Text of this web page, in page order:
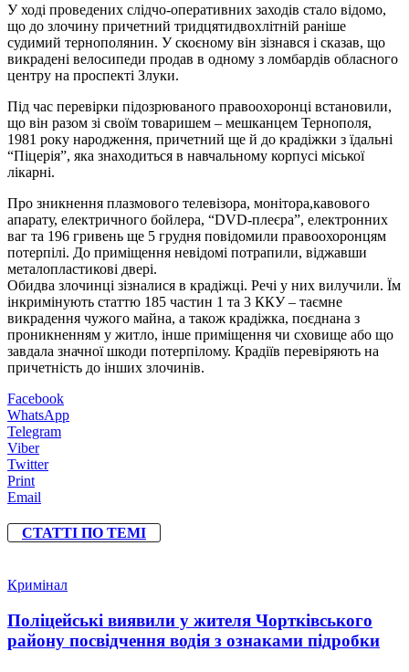
У ході проведених слідчо-оперативних заходів стало відомо,
що до злочину причетний тридцятидвохлітній раніше
судимий тернополянин. У скоєному він зізнався і сказав, що
викрадені велосипеди продав в одному з ломбардів обласного
центру на проспекті Злуки.
Під час перевірки підозрюваного правоохоронці встановили,
що він разом зі своїм товаришем – мешканцем Тернополя,
1981 року народження, причетний ще й до крадіжки з їдальні
“Піцерія”, яка знаходиться в навчальному корпусі міської
лікарні.
Про зникнення плазмового телевізора, монітора,кавового
апарату, електричного бойлера, “DVD-плеєра”, електронних
ваг та 196 гривень ще 5 грудня повідомили правоохоронцям
потерпілі. До приміщення невідомі потрапили, віджавши
металопластикові двері.
Обидва злочинці зізналися в крадіжці. Речі у них вилучили. Їм
інкримінують статтю 185 частин 1 та 3 ККУ – таємне
викрадення чужого майна, а також крадіжка, поєднана з
проникненням у житло, інше приміщення чи сховище або що
завдала значної шкоди потерпілому. Крадіїв перевіряють на
причетність до інших злочинів.
Facebook
WhatsApp
Telegram
Viber
Twitter
Print
Email
СТАТТІ ПО ТЕМІ
Кримінал
Поліцейські виявили у жителя Чортківського
району посвідчення водія з ознаками підробки